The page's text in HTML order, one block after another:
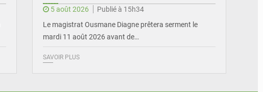
5 août 2026
Publié à 15h34
Le magistrat Ousmane Diagne prêtera serment le
mardi 11 août 2026 avant de…
SAVOIR PLUS